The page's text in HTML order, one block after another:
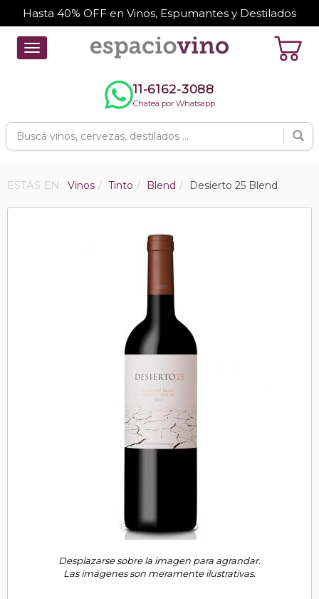
Hasta 40% OFF en Vinos, Espumantes y Destilados
Toggle
navigation
11-6162-3088
Chateá por Whatsapp
ESTÁS EN: Vinos Tinto Blend Desierto 25 Blend
Desplazarse sobre la imagen para agrandar.
Las imágenes son meramente ilustrativas.